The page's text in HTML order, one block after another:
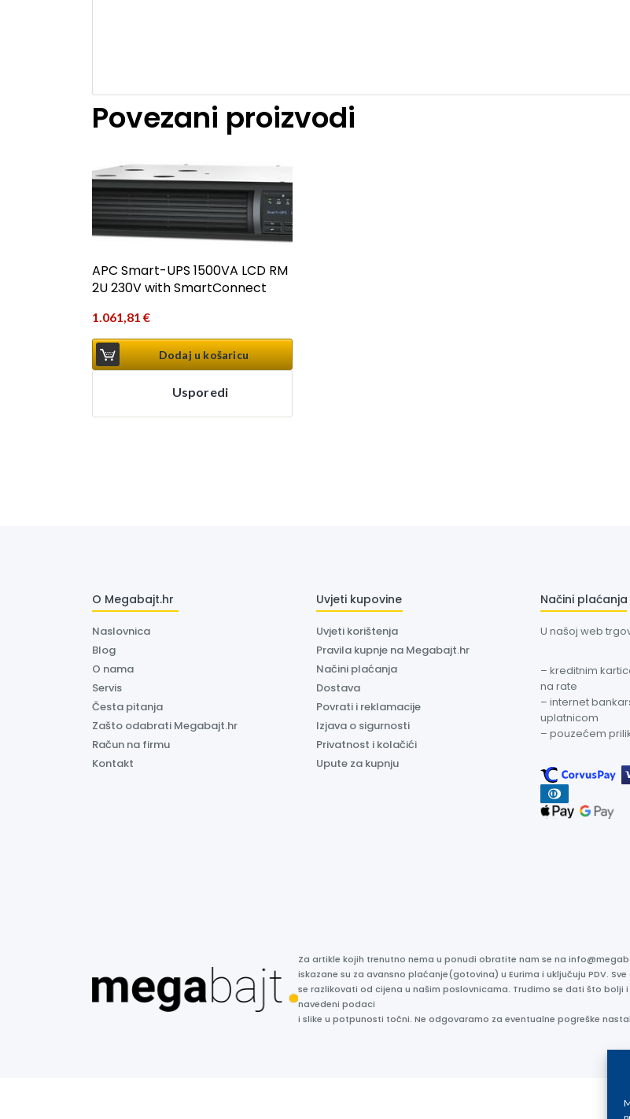
Povezani proizvodi
APC Smart-UPS 1500VA LCD RM
2U 230V with SmartConnect
1.061,81 €
Dodaj u košaricu
Usporedi
O Megabajt.hr
Naslovnica
Blog
O nama
Servis
Česta pitanja
Zašto odabrati Megabajt.hr
Račun na firmu
Kontakt
Uvjeti kupovine
Uvjeti korištenja
Pravila kupnje na Megabajt.hr
Načini plaćanja
Dostava
Povrati i reklamacije
Izjava o sigurnosti
Privatnost i kolačići
Upute za kupnju
Načini plaćanja
U našoj web
– kreditnim
na rate
– internet
uplatnicom
– pouzećem
Za artikle kojih trenutno nema u ponudi obratite nam se na
iskazane su za avansno plaćanje(gotovina) u Eurima i uključuju PDV.
se razlikovati od cijena u našim poslovnicama. Trudimo se dati što
navedeni podaci
i slike u potpunosti točni. Ne odgovaramo za eventualne pogreške